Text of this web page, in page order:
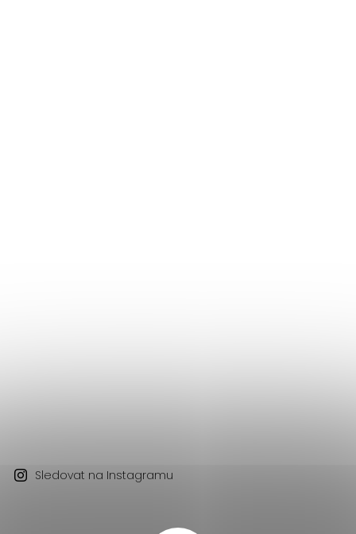
Sledovat na Instagramu